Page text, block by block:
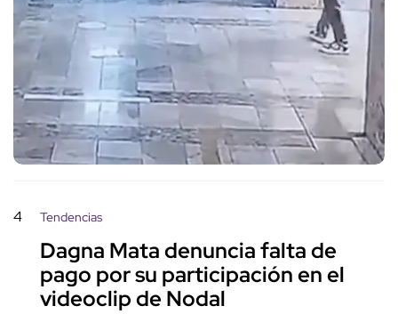
4 Tendencias
Dagna Mata denuncia falta de
pago por su participación en el
videoclip de Nodal